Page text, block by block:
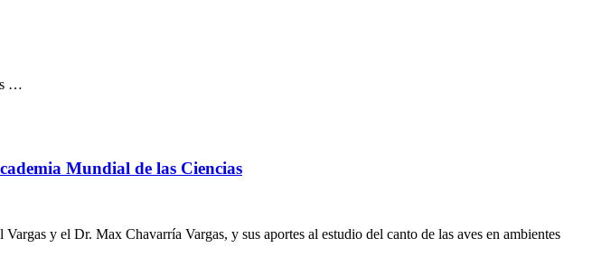
…
Mundial de las Ciencias
y el Dr. Max Chavarría Vargas, y sus aportes al estudio del canto de las aves en ambientes